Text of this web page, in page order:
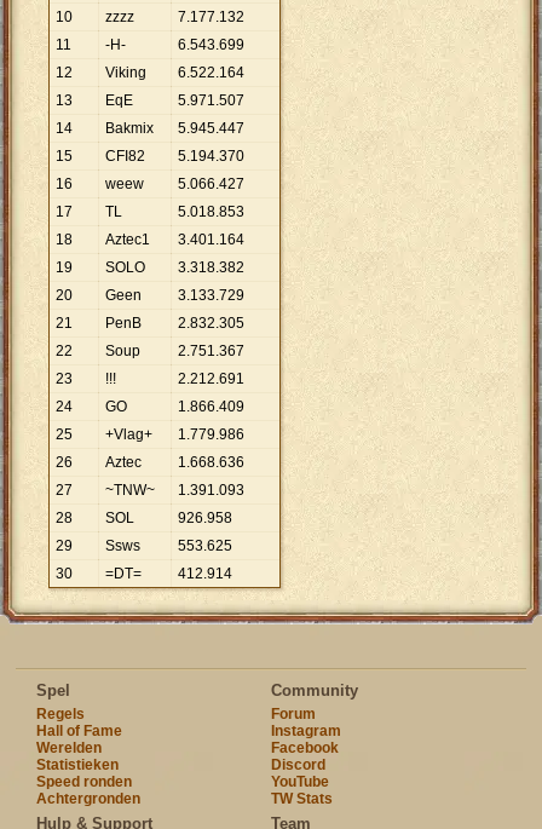
10
zzzz 7.177.132
11
-H- 6.543.699
12
Viking 6.522.164
13
EqE 5.971.507
14
Bakmix 5.945.447
15
CFI82 5.194.370
16
weew 5.066.427
17
TL 5.018.853
18
Aztec1 3.401.164
19
SOLO 3.318.382
20
Geen 3.133.729
21
PenB 2.832.305
22
Soup 2.751.367
23
!!! 2.212.691
24
GO 1.866.409
25
+Vlag+ 1.779.986
26
Aztec 1.668.636
27
~TNW~ 1.391.093
28
SOL 926.958
29
Ssws 553.625
30
=DT= 412.914
Spel
Regels
Hall of Fame
Werelden
Statistieken
Speed ronden
Achtergronden
Community
Forum
Instagram
Facebook
Discord
YouTube
TW Stats
Hulp & Support Team